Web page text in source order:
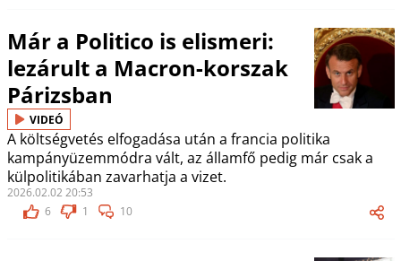
Már a Politico is elismeri:
lezárult a Macron-korszak
Párizsban
VIDEÓ
A költségvetés elfogadása után a francia politika
kampányüzemmódra vált, az államfő pedig már csak a
külpolitikában zavarhatja a vizet.
2026.02.02 20:53
6
1 10